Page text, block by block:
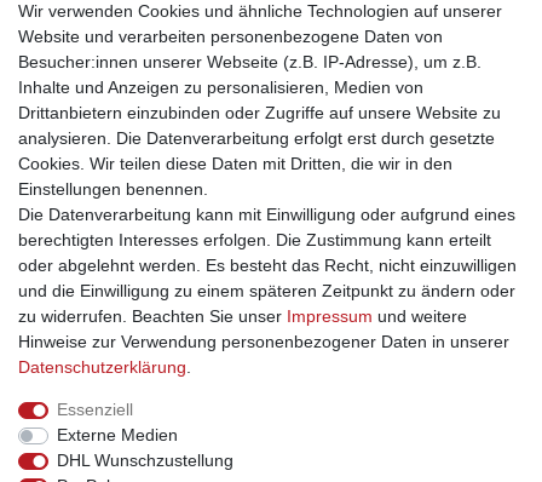
blau
rot
lila
silber
gold
schwarz
Impressum Daten­schutz­erklärung AGB
Barrierefreiheitserklärung
Vertrag widerrufen
Wir verwenden Cookies und ähnliche Technologien auf unserer
Website und verarbeiten personenbezogene Daten von
Besucher:innen unserer Webseite (z.B. IP-Adresse), um z.B.
Inhalte und Anzeigen zu personalisieren, Medien von
Drittanbietern einzubinden oder Zugriffe auf unsere Website zu
analysieren. Die Datenverarbeitung erfolgt erst durch gesetzte
Cookies. Wir teilen diese Daten mit Dritten, die wir in den
Einstellungen benennen.
Die Datenverarbeitung kann mit Einwilligung oder aufgrund eines
berechtigten Interesses erfolgen. Die Zustimmung kann erteilt
oder abgelehnt werden. Es besteht das Recht, nicht einzuwilligen
und die Einwilligung zu einem späteren Zeitpunkt zu ändern oder
zu widerrufen. Beachten Sie unser Impressum und weitere
Hinweise zur Verwendung personenbezogener Daten in unserer
Daten­schutz­erklärung
Essenziell
Externe Medien
DHL Wunschzustellung